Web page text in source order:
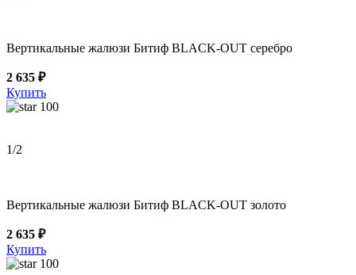
Вертикальные жалюзи Битиф BLACK-OUT серебро
2 635 ₽
Купить
100
1/2
Вертикальные жалюзи Битиф BLACK-OUT золото
2 635 ₽
Купить
100